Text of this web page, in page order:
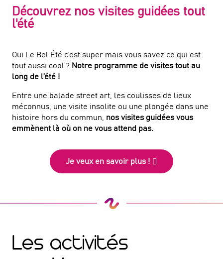
Découvrez nos visites guidées tout
l'été
Oui Le Bel Été c’est super mais vous savez ce qui est
tout aussi cool ? Notre programme de visites tout au
long de l’été !
Entre une balade street art, les coulisses de lieux
méconnus, une visite insolite ou une plongée dans une
histoire hors du commun, nos visites guidées vous
emmènent là où on ne vous attend pas.
Je veux en savoir plus !
Les activités